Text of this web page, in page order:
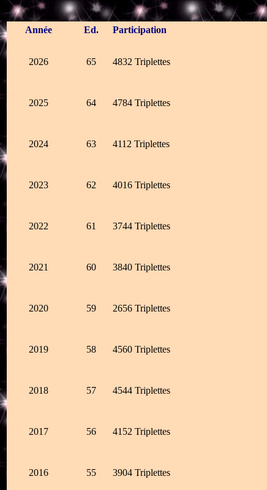
Année Ed. Participation
2026 65 4832 Triplettes
2025 64 4784 Triplettes
2024 63 4112 Triplettes
2023 62 4016 Triplettes
2022 61 3744 Triplettes
2021 60 3840 Triplettes
2020 59 2656 Triplettes
2019 58 4560 Triplettes
2018 57 4544 Triplettes
2017 56 4152 Triplettes
2016 55 3904 Triplettes